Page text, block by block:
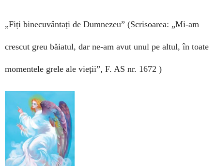
„Fiți binecuvântați de Dumnezeu” (Scrisoarea: „Mi-am
crescut greu băiatul, dar ne-am avut unul pe altul, în toate
momentele grele ale vieții”, F. AS nr. 1672 )